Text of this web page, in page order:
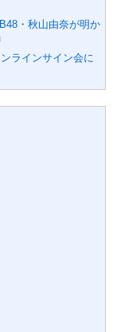
・秋山由奈が明か
ラインサイン会に